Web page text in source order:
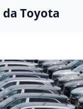
Toyota